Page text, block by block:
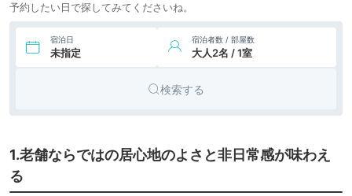
9.ホテル札幌ガーデン
パレス
icotto 楽天トラベル
ホテル
予約したい日で探してみてくださいね。
宿泊日
未指定
宿泊者数 / 部屋数
大人2名 / 1室
検索する
1.老舗ならではの居心地のよさと非日常感が味わえ
る